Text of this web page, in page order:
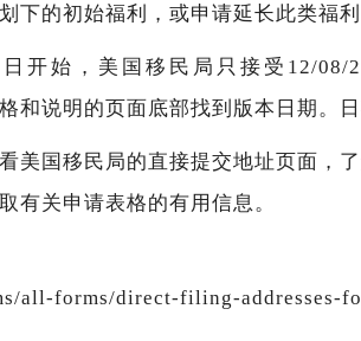
下的初始福利，或申请延长此类福利
开始，美国移民局只接受12/08/
和说明的页面底部找到版本日期。
美国移民局的直接提交地址页面，
有关申请表格的有用信息。
all-forms/direct-filing-addresses-